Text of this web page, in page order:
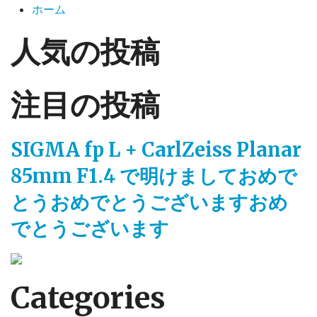
ホーム
人気の投稿
注目の投稿
SIGMA fp L + CarlZeiss Planar
85mm F1.4 で明けましておめで
とうおめでとうございますおめ
でとうございます
Categories